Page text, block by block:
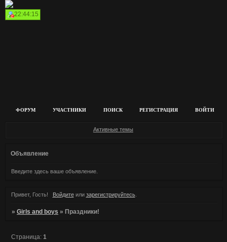
22:44:15
ФОРУМ УЧАСТНИКИ ПОИСК РЕГИСТРАЦИЯ ВОЙТИ
Активные темы
Объявление
Введите здесь ваше объявление.
Привет, Гость! Войдитеили зарегистрируйтесь.
»Girls and boys » Праздники!
Страница:1